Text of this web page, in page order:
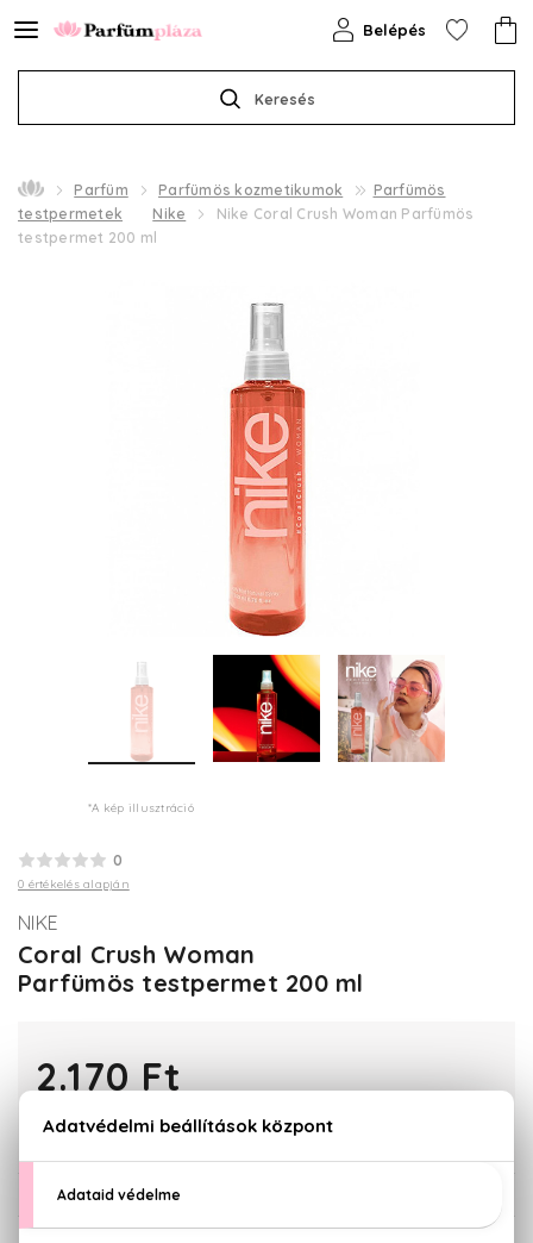
Keresés
Belépés
Parfüm Parfümös kozmetikumok
Parfümös
testpermetek
Nike
Nike Coral Crush Woman Parfümös
testpermet 200 ml
*A kép illusztráció
0
0 értékelés alapján
NIKE
Coral Crush Woman
Parfümös testpermet 200 ml
2.170 Ft
KOSÁRBA TESZEM
Törzsvásárlóknak csak: